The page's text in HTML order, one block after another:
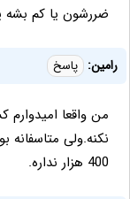
ضررشون یا کم بشه
رامین: پاسخ
من واقعا
400 هزار نداره.